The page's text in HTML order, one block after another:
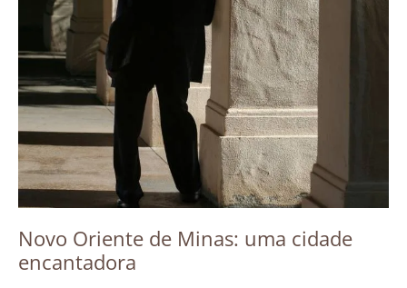
Novo Oriente de Minas: uma cidade
encantadora